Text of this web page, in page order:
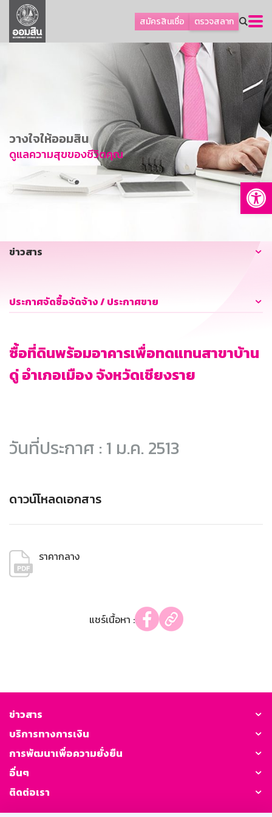
สมัครสินเชื่อ ตรวจสลาก
ลูกค้าธุรกิจ
ลูกค้าผู้ประกอบรายย่อย
การพัฒนาที่ยั่งยืน
ข่าวสาร
บริการทางการเงิน
อื่นๆ
วางใจให้ออมสิน
ดูแลความสุขของชีวิตคุณ
ข่าวสาร
ประกาศจัดซื้อจัดจ้าง / ประกาศขาย
ซื้อที่ดินพร้อมอาคารเพื่อทดแทนสาขาบ้าน
ดู่ อำเภอเมือง จังหวัดเชียงราย
วันที่ประกาศ : 1 ม.ค. 2513
ดาวน์โหลดเอกสาร
ราคากลาง
แชร์เนื้อหา :
ข่าวสาร
บริการทางการเงิน
การพัฒนาเพื่อความยั่งยืน
อื่นๆ
ติดต่อเรา